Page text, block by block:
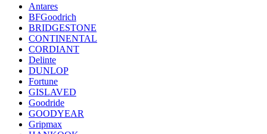
Antares
BFGoodrich
BRIDGESTONE
CONTINENTAL
CORDIANT
Delinte
DUNLOP
Fortune
GISLAVED
Goodride
GOODYEAR
Gripmax